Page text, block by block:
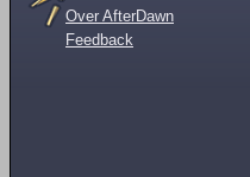
Over AfterDawn
Feedback